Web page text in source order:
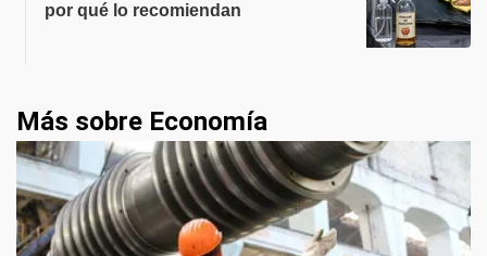
por qué lo recomiendan
Más sobre Economía